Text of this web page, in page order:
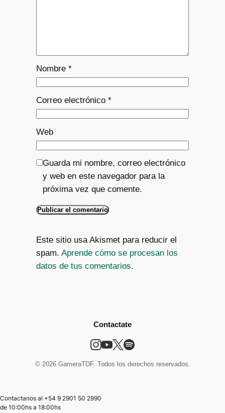
Nombre *
Correo electrónico *
Web
Guarda mi nombre, correo electrónico
y web en este navegador para la
próxima vez que comente.
Este sitio usa Akismet para reducir el
spam. Aprende cómo se procesan los
datos de tus comentarios.
Contactate
© 2026 GameraTDF. Todos los derechos reservados.
Contactanos al +54 9 2901 50 2990
de 10:00hs a 18:00hs